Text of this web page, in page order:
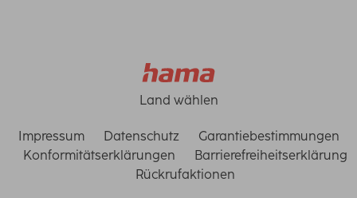
Land wählen
Impressum Datenschutz
Garantiebestimmungen
Konformitätserklärungen
Barrierefreiheitserklärung
Rückrufaktionen